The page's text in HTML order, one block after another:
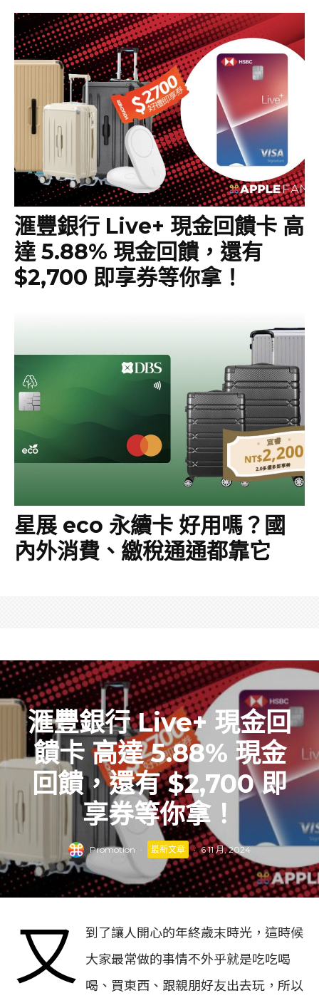
滙豐銀行 Live+ 現金回饋卡 高
達 5.88% 現金回饋，還有
$2,700 即享券等你拿！
星展 eco 永續卡 好用嗎？國
內外消費、繳稅通通都靠它
滙豐銀行 Live+ 現金回
饋卡 高達 5.88% 現金
回饋，還有 $2,700 即
享券等你拿！
Promotion · 最新文章 · 6 11 月, 2024
又
到了讓人開心的年終歲末時光，這時候
大家最常做的事情不外乎就是吃吃喝
喝、買東西、跟親朋好友出去玩，所以